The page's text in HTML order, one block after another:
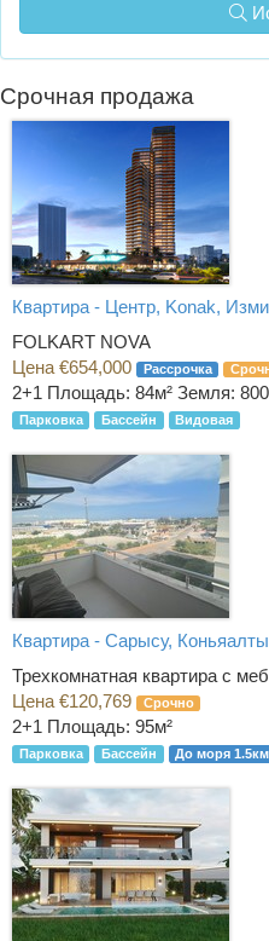
Срочная продажа
Квартира - Центр, Konak,
FOLKART NOVA
Цена €654,000
Рассрочка
2+1 Площадь: 84м² Земля:
Парковка Бассейн Видовая
Квартира - Сарысу,
Трехкомнатная квартира с
Цена €120,769
Срочно
2+1 Площадь: 95м²
Парковка Бассейн До моря 1.5км